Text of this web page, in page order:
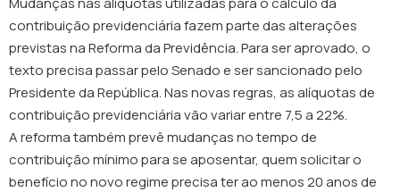
contribuição previdenciária fazem parte das alterações
previstas na Reforma da Previdência. Para ser aprovado, o
texto precisa passar pelo Senado e ser sancionado pelo
Presidente da República. Nas novas regras, as alíquotas de
contribuição previdenciária vão variar entre 7,5 a 22%.
A reforma também prevê mudanças no tempo de
contribuição mínimo para se aposentar, quem solicitar o
benefício no novo regime precisa ter ao menos 20 anos de